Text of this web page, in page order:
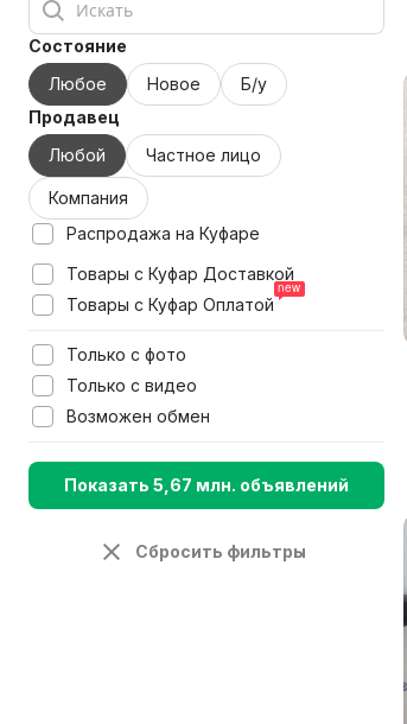
Состояние
Любое
Новое
Б/у
Продавец
Любой
Частное лицо
Компания
Распродажа на Куфаре
Товары с Куфар Доставкой
Товары с Куфар Оплатой
Только с фото
Только с видео
Возможен обмен
Показать 5,67 млн. объявлений
Сбросить фильтры